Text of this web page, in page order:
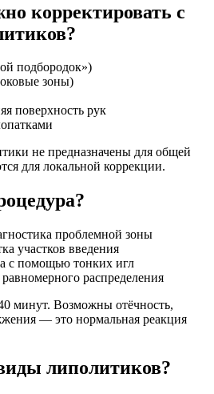
корректировать с
подбородок»)
зоны)
поверхность рук
не предназначены для общей
для локальной коррекции.
проблемной зоны
участков введения
с помощью тонких игл
распределения
минут. Возможны отёчность,
— это нормальная реакция
липолитиков?